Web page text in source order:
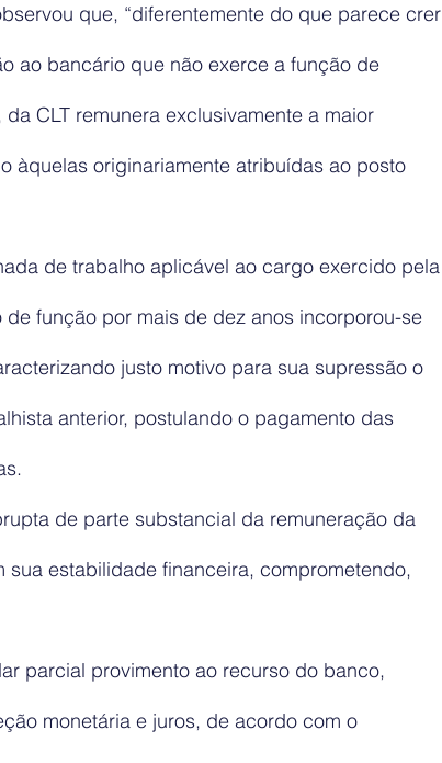
que, “diferentemente do que parece crer
ao bancário que não exerce a função de
CLT remunera exclusivamente a maior
àquelas originariamente atribuídas ao posto
de trabalho aplicável ao cargo exercido pela
função por mais de dez anos incorporou-se
justo motivo para sua supressão o
anterior, postulando o pagamento das
de parte substancial da remuneração da
estabilidade financeira, comprometendo,
parcial provimento ao recurso do banco,
monetária e juros, de acordo com o